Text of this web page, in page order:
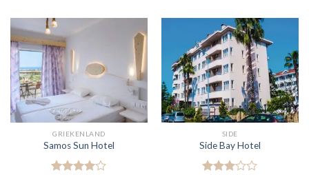
GRIEKENLAND
Samos Sun Hotel
SIDE
Side Bay Hotel